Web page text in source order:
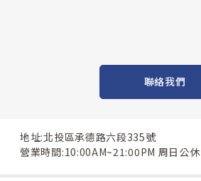
聯絡我們
地址:北投區承德路六段335號
營業時間:10:00AM~21:00PM 周日公休